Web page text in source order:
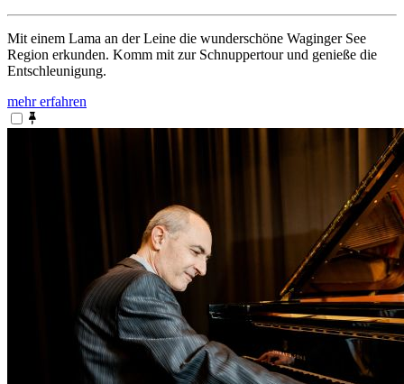
Mit einem Lama an der Leine die wunderschöne Waginger See
Region erkunden. Komm mit zur Schnuppertour und genieße die
Entschleunigung.
mehr erfahren